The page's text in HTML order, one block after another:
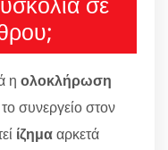
η ολοκλήρωση
συνεργείο στον
ίζημααρκετά